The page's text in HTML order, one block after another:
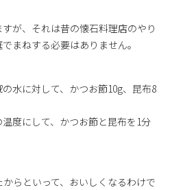
が、それは昔の懐石料理店のやり
まねする必要はありません。
水に対して、かつお節10g、昆布8
度にして、かつお節と昆布を1分
らといって、おいしくなるわけで